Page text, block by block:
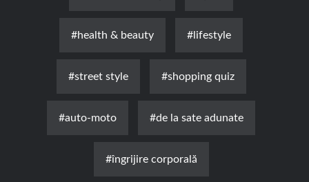
#health & beauty #lifestyle
#street style #shopping quiz
#auto-moto #de la sate adunate
#îngrijire corporală